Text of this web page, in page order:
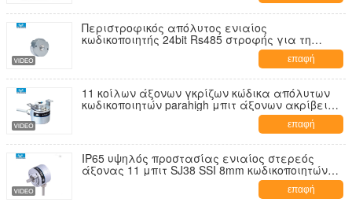
Περιστροφικός απόλυτος ενιαίος
κωδικοποιητής 24bit Rs485 στροφής για τη
επαφή
11 κοίλων άξονων γκρίζων κώδικα απόλυτων
κωδικοποιητών parahigh μπιτ άξονων ακρίβειας
επαφή
IP65 υψηλός προστασίας ενιαίος στερεός
άξονας 11 μπιτ SJ38 SSI 8mm κωδικοποιητών
επαφή